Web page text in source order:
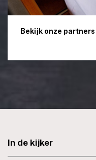
Bekijk onze partners
In de kijker